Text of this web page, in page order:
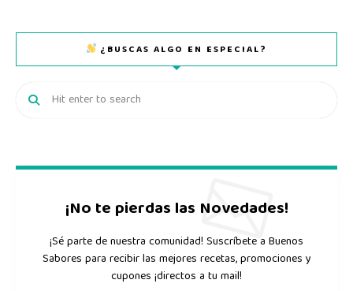
¿BUSCAS ALGO EN ESPECIAL?
¡No te pierdas las Novedades!
¡Sé parte de nuestra comunidad! Suscríbete a Buenos
Sabores para recibir las mejores recetas, promociones y
cupones ¡directos a tu mail!